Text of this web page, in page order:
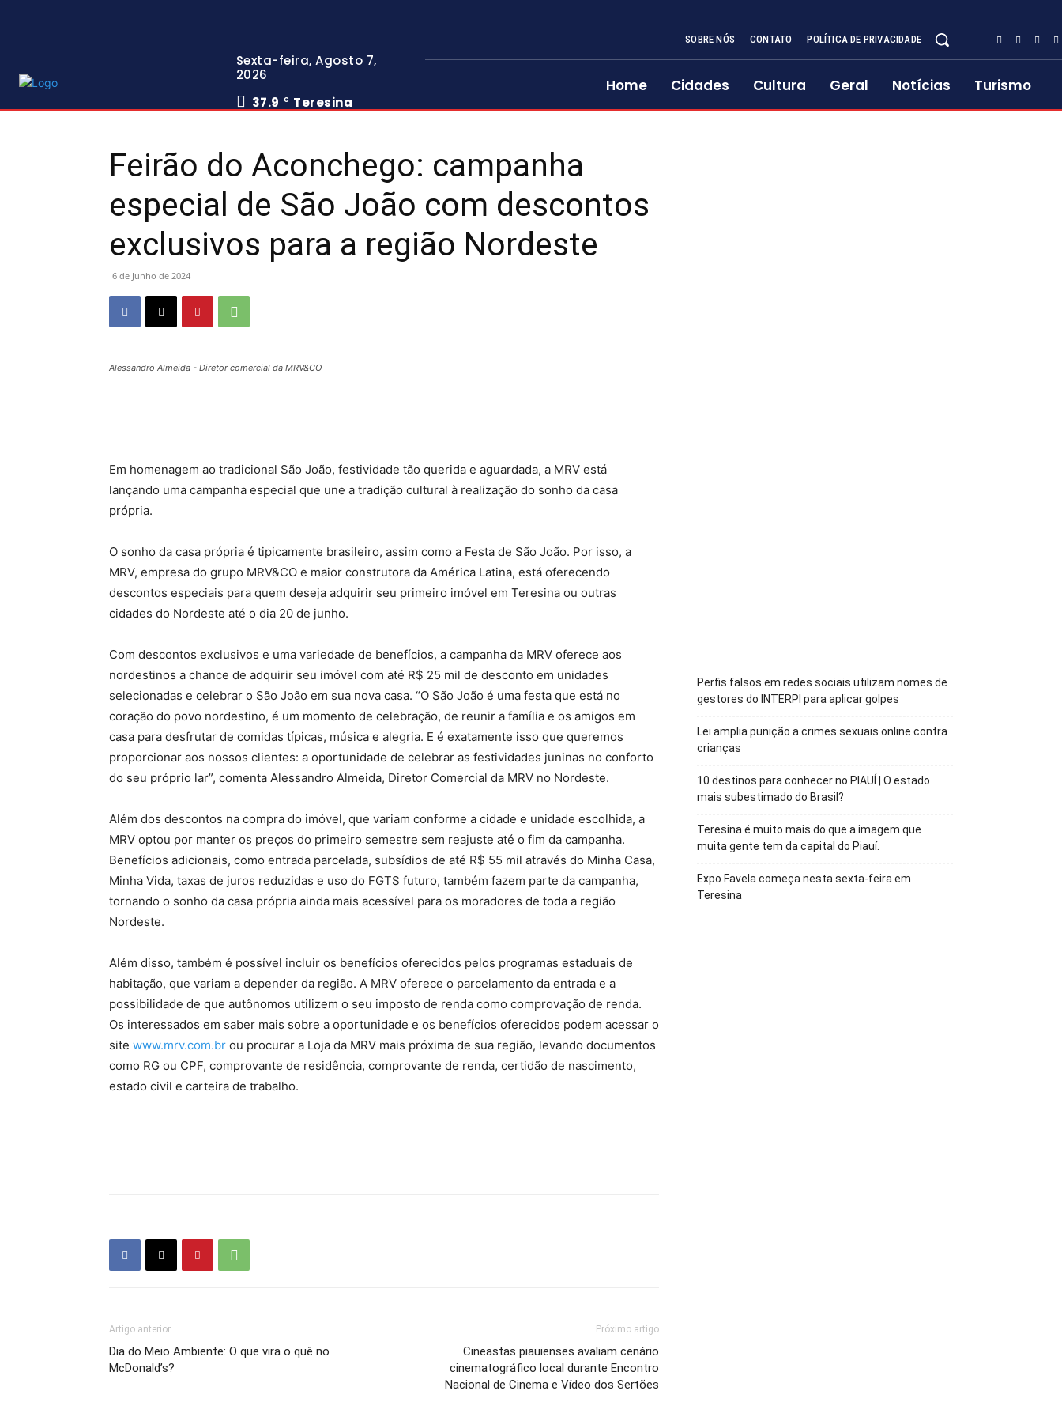
Sexta-feira, Agosto 7,
2026
37.9
C Teresina
SOBRE NÓS CONTATO POLÍTICA DE PRIVACIDADE
Home Cidades Cultura Geral Notícias Turismo
Feirão do Aconchego: campanha
especial de São João com descontos
exclusivos para a região Nordeste
6 de Junho de 2024
Alessandro Almeida - Diretor comercial da MRV&CO
Em homenagem ao tradicional São João, festividade tão querida e aguardada, a MRV está
lançando uma campanha especial que une a tradição cultural à realização do sonho da casa
própria.
O sonho da casa própria é tipicamente brasileiro, assim como a Festa de São João. Por isso, a
MRV, empresa do grupo MRV&CO e maior construtora da América Latina, está oferecendo
descontos especiais para quem deseja adquirir seu primeiro imóvel em Teresina ou outras
cidades do Nordeste até o dia 20 de junho.
Com descontos exclusivos e uma variedade de benefícios, a campanha da MRV oferece aos
nordestinos a chance de adquirir seu imóvel com até R$ 25 mil de desconto em unidades
selecionadas e celebrar o São João em sua nova casa. “O São João é uma festa que está no
coração do povo nordestino, é um momento de celebração, de reunir a família e os amigos em
casa para desfrutar de comidas típicas, música e alegria. E é exatamente isso que queremos
proporcionar aos nossos clientes: a oportunidade de celebrar as festividades juninas no conforto
do seu próprio lar”, comenta Alessandro Almeida, Diretor Comercial da MRV no Nordeste.
Além dos descontos na compra do imóvel, que variam conforme a cidade e unidade escolhida, a
MRV optou por manter os preços do primeiro semestre sem reajuste até o fim da campanha.
Benefícios adicionais, como entrada parcelada, subsídios de até R$ 55 mil através do Minha Casa,
Minha Vida, taxas de juros reduzidas e uso do FGTS futuro, também fazem parte da campanha,
tornando o sonho da casa própria ainda mais acessível para os moradores de toda a região
Nordeste.
Além disso, também é possível incluir os benefícios oferecidos pelos programas estaduais de
habitação, que variam a depender da região. A MRV oferece o parcelamento da entrada e a
possibilidade de que autônomos utilizem o seu imposto de renda como comprovação de renda.
Os interessados em saber mais sobre a oportunidade e os benefícios oferecidos podem acessar o
site www.mrv.com.br ou procurar a Loja da MRV mais próxima de sua região, levando documentos
como RG ou CPF, comprovante de residência, comprovante de renda, certidão de nascimento,
estado civil e carteira de trabalho.
Artigo anterior
Dia do Meio Ambiente: O que vira o quê no
McDonald’s?
Próximo artigo
Cineastas piauienses avaliam cenário
cinematográfico local durante Encontro
Nacional de Cinema e Vídeo dos Sertões
Perfis falsos em redes sociais utilizam nomes de
gestores do INTERPI para aplicar golpes
Lei amplia punição a crimes sexuais online contra
crianças
10 destinos para conhecer no PIAUÍ | O estado
mais subestimado do Brasil?
Teresina é muito mais do que a imagem que
muita gente tem da capital do Piauí.
Expo Favela começa nesta sexta-feira em
Teresina